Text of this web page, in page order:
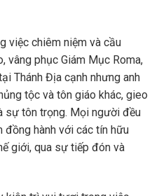
việc chiêm niệm và cầu
vâng phục Giám Mục Roma,
Thánh Địa cạnh nhưng anh
tộc và tôn giáo khác, gieo
sự tôn trọng. Mọi người đều
hành với các tín hữu
giới, qua sự tiếp đón và